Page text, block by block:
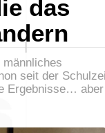
das
seit der
Ergebnisse… aber